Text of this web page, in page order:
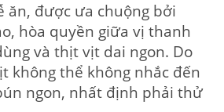
ăn, được ưa chuộng bởi
hòa quyền giữa vị thanh
và thịt vịt dai ngon. Do
không thể không nhắc đến
ngon, nhất định phải thử